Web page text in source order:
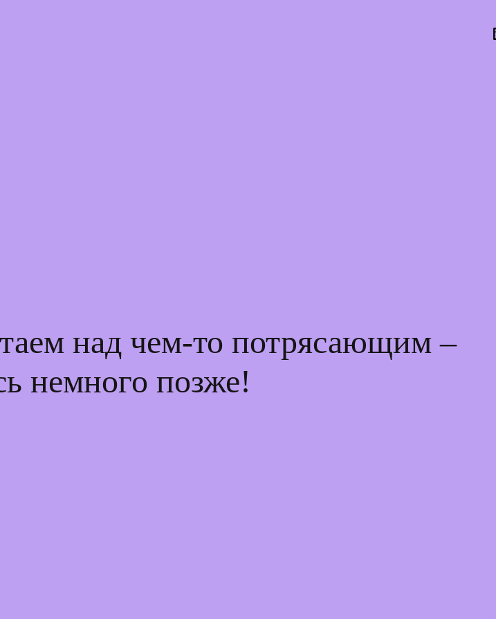
над чем-то потрясающим –
немного позже!